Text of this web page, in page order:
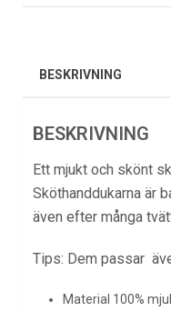
BESKRIVNING
BESKRIVNING
Ett mjukt och skönt
Sköthanddukarna är
även efter många
Tips: Dem passar
Material 100%